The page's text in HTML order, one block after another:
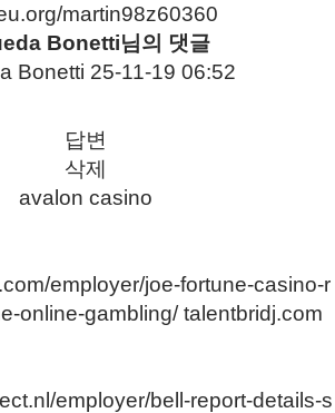
martin98z60360
Bonetti님의 댓글
Bonetti 25-11-19 06:52
답변
삭제
avalon casino
employer/joe-fortune-casino-r
online-gambling/talentbridj.com
employer/bell-report-details-s